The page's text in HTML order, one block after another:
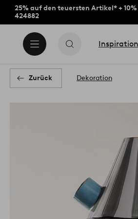
25% auf den teuersten Artikel* +
424882
Inspiration
Zurück Dekoration